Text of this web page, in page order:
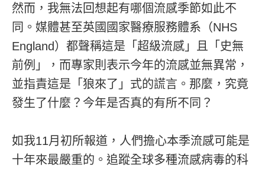
然而，我無法回想起有哪個流感季節如此不
同。媒體甚至英國國家醫療服務體系（NHS
England）都聲稱這是「超級流感」且「史無
前例」，而專家則表示今年的流感並無異常，
並指責這是「狼來了」式的謊言。那麼，究竟
發生了什麼？今年是否真的有所不同？
如我11月初所報道，人們擔心本季流感可能是
十年來最嚴重的。追蹤全球多種流感病毒的科